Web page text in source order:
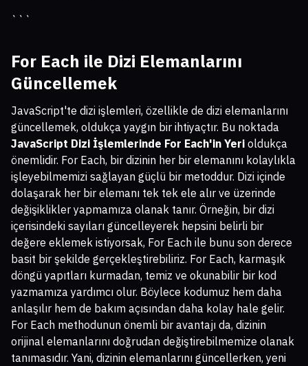
```
For Each ile Dizi Elemanlarını
Güncellemek
JavaScript'te dizi işlemleri, özellikle de dizi elemanlarını
güncellemek, oldukça yaygın bir ihtiyaçtır. Bu noktada
JavaScript Dizi İşlemlerinde For Each'in Yeri oldukça
önemlidir. For Each, bir dizinin her bir elemanını kolaylıkla
işleyebilmemizi sağlayan güçlü bir metoddur. Dizi içinde
dolaşarak her bir elemanı tek tek ele alır ve üzerinde
değişiklikler yapmamıza olanak tanır. Örneğin, bir dizi
içerisindeki sayıları güncelleyerek hepsini belirli bir
değere eklemek istiyorsak, For Each ile bunu son derece
basit bir şekilde gerçekleştirebiliriz. For Each, karmaşık
döngü yapıtları kurmadan, temiz ve okunabilir bir kod
yazmamıza yardımcı olur. Böylece kodumuz hem daha
anlaşılır hem de bakım açısından daha kolay hale gelir.
For Each methodunun önemli bir avantajı da, dizinin
orijinal elemanlarını doğrudan değiştirebilmemize olanak
tanımasıdır. Yani, dizinin elemanlarını güncellerken, yeni